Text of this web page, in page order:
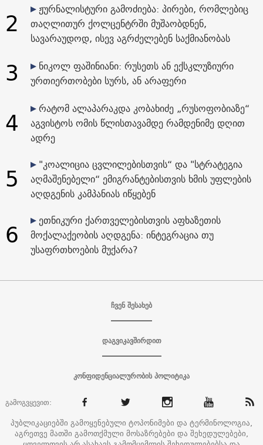
2
ჟურნალისტური გამოძიება: პირები, რომლებიც
თაღლითურ ქოლცენტრში მუშაობდნენ,
სავარაუდოდ, ისევ აგრძელებენ საქმიანობას
3
ნიკოლ ფაშინიანი: რუსეთს ან ექსკლუზიური
ურთიერთობები სურს, ან არაფერი
4
რატომ ალაპარაკდა კობახიძე „რუსოფობიაზე“
აგვისტოს ომის წლისთავამდე რამდენიმე დღით
ადრე
5
"კოალიცია ცვლილებისთვის“ და "სტრატეგია
აღმაშენებელი“ ემიგრანტებისთვის ხმის უფლების
აღდგენის კამპანიას იწყებენ
6
ეთნიკური ქართველებისთვის აფხაზეთის
მოქალაქეობის აღდგენა: ინტეგრაცია თუ
უსაფრთხოების მუქარა?
ჩვენ შესახებ
დაგვიკავშირდით
კონფიდენციალურობის პოლიტიკა
გამოგვყევით:
პუბლიკაციებში გამოყენებული ტოპონიმები და ტერმინოლოგია,
აგრეთვე მათში გამოთქმული მოსაზრებები და შეხედულებები,